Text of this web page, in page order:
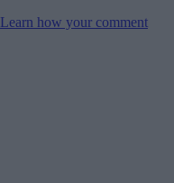
Learn how your comment